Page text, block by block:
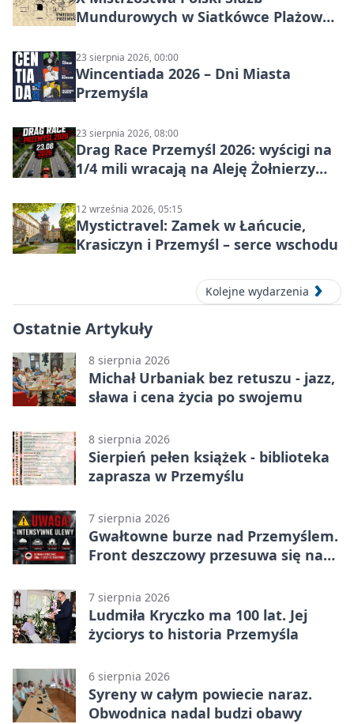
Mundurowych w Siatkówce Plażowej
23 sierpnia 2026, 00:00
Wincentiada 2026 – Dni Miasta
Przemyśla
23 sierpnia 2026, 08:00
Drag Race Przemyśl 2026: wyścigi na
1/4 mili wracają na Aleję Żołnierzy
12 września 2026, 05:15
Mystictravel: Zamek w Łańcucie,
Krasiczyn i Przemyśl – serce wschodu
Kolejne wydarzenia
Ostatnie Artykuły
8 sierpnia 2026
Michał Urbaniak bez retuszu - jazz,
sława i cena życia po swojemu
8 sierpnia 2026
Sierpień pełen książek - biblioteka
zaprasza w Przemyślu
7 sierpnia 2026
Gwałtowne burze nad Przemyślem.
Front deszczowy przesuwa się na
7 sierpnia 2026
Ludmiła Kryczko ma 100 lat. Jej
życiorys to historia Przemyśla
6 sierpnia 2026
Syreny w całym powiecie naraz.
Obwodnica nadal budzi obawy